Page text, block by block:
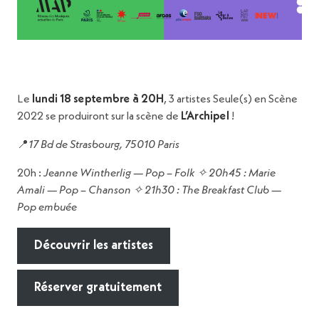
Le lundi 18 septembre à 20H , 3 artistes Seule(s) en Scène
2022 se produiront sur la scène de L’Archipel !
📍17 Bd de Strasbourg, 75010 Paris
20h : Jeanne Wintherlig — Pop – Folk ✧ 20h45 : Marie
Amali — Pop – Chanson ✧ 21h30 : The Breakfast Club —
Pop embuée
Découvrir les artistes
Réserver gratuitement